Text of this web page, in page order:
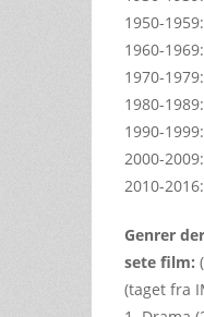
1950-
1960-
1970-
1980-
1990-
2000-
2010-
Genrer
sete film:
(taget fra